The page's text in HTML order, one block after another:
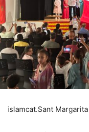
islamcat.Sant